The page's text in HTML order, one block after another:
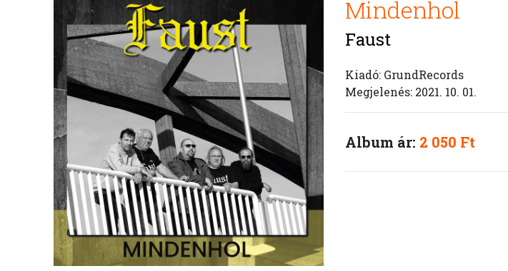
Mindenhol
Faust
Kiadó: GrundRecords
Megjelenés: 2021. 10. 01.
Album ár: 2 050 Ft